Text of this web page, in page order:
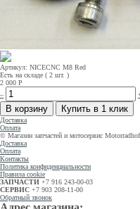
Артикул: NICECNC M8 Red
Есть на складе ( 2 шт. )
2 000 Р
–
Доставка
Оплата
© Магазин запчастей и мотосервис
Доставка
Оплата
Контакты
Политика конфиденциальности
Правила cookie
ЗАПЧАСТИ +7 916 243-00-03
СЕРВИС +7 903 208-11-00
Обратный звонок